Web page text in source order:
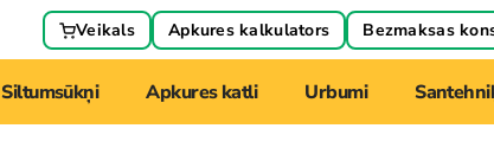
Veikals Apkures kalkulators Bezmaksas
Siltumsūkņi Apkures katli Urbumi